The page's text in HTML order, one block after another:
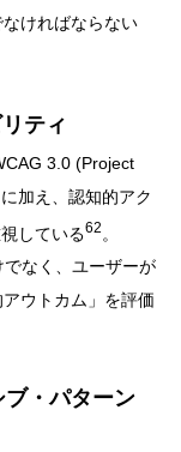
ければならない
ティ
3.0 (Project
加え、認知的アク
している62 。
なく、ユーザーが
ウトカム」を評価
・パターン